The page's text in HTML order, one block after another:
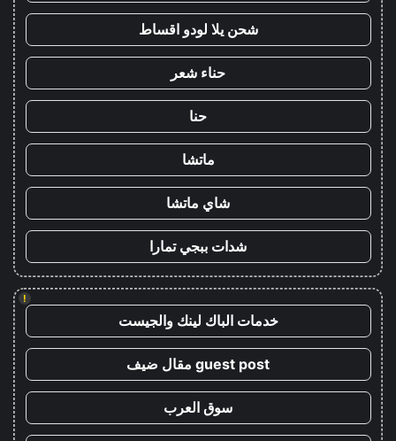
شحن يلا لودو اقساط
حناء شعر
حنا
ماتشا
شاي ماتشا
شدات ببجي تمارا
!
خدمات الباك لينك والجيست
guest post مقال ضيف
سوق العرب